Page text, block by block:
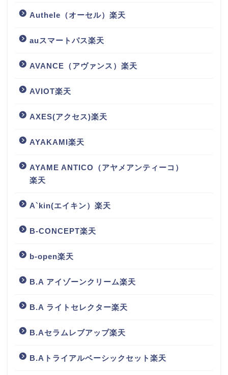
Authele（オーセル）楽天
auスマートパス楽天
AVANCE（アヴァンス）楽天
AVIOT楽天
AXES(アクセス)楽天
AYAKAMI楽天
AYAME ANTICO（アヤメアンティーコ）
楽天
A`kin(エイキン）楽天
B-CONCEPT楽天
b-open楽天
B.A アイゾーンクリーム楽天
B.A ライトセレクター楽天
B.Aセラムレブアップ楽天
B.Aトライアルベーシックセット楽天